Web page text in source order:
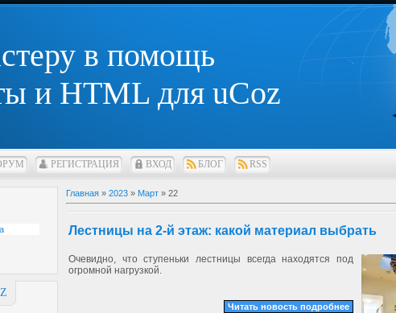
в помощь
и HTML для uCoz
РЕГИСТРАЦИЯ ВХОД БЛОГ RSS
Главная » 2023 » Март » 22
Лестницы на 2-й этаж: какой материал выбрать
Очевидно, что ступеньки лестницы всегда находятся под
огромной нагрузкой.
Читать новость подробнее